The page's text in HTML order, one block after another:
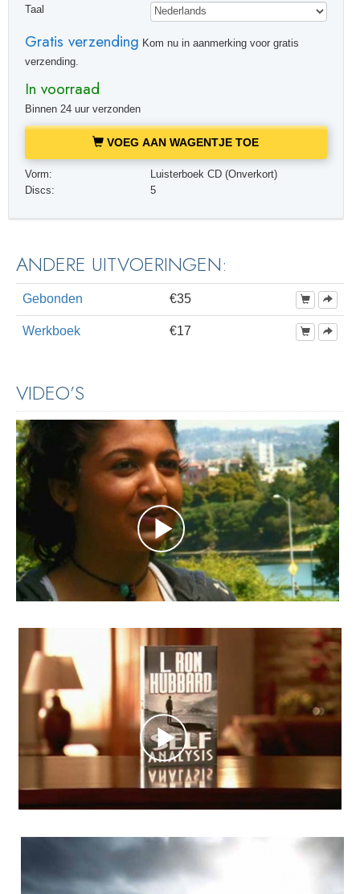
Taal
Gratis verzending Kom nu in aanmerking voor gratis
verzending.
In voorraad
Binnen 24 uur verzonden
VOEG AAN WAGENTJE TOE
Vorm:
Luisterboek CD (Onverkort)
Discs:
5
ANDERE UITVOERINGEN:
Gebonden €35
Werkboek €17
VIDEO’S